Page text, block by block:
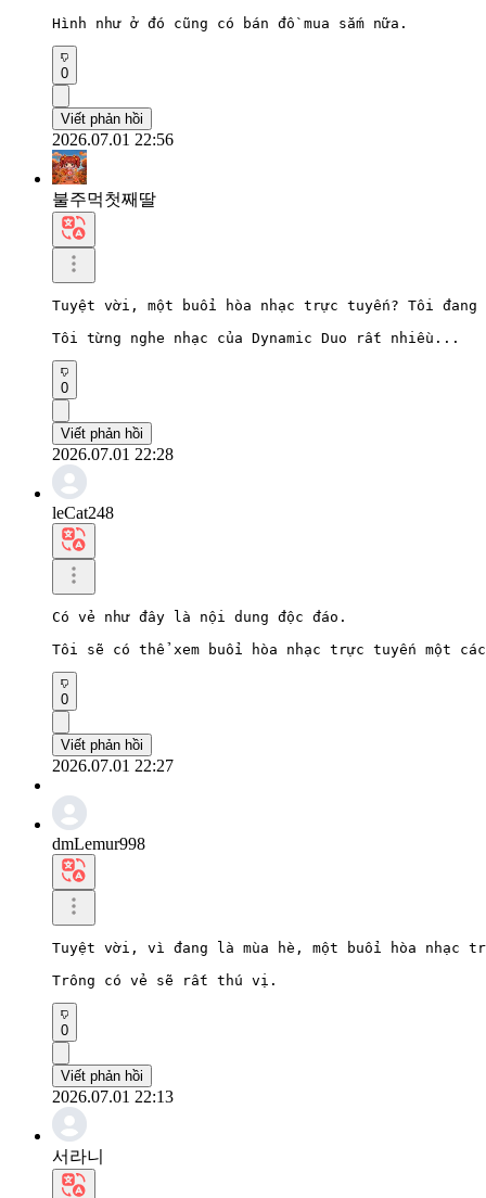
Hình như ở đó cũng có bán đồ mua sắm nữa.
0
Viết phản hồi
2026.07.01 22:56
불주먹첫째딸
Tuyệt vời, một buổi hòa nhạc trực tuyến? Tôi đang
Tôi từng nghe nhạc của Dynamic Duo rất nhiều...
0
Viết phản hồi
2026.07.01 22:28
leCat248
Có vẻ như đây là nội dung độc đáo.
Tôi sẽ có thể xem buổi hòa nhạc trực tuyến một
0
Viết phản hồi
2026.07.01 22:27
dmLemur998
Tuyệt vời, vì đang là mùa hè, một buổi hòa nhạc
Trông có vẻ sẽ rất thú vị.
0
Viết phản hồi
2026.07.01 22:13
서라니